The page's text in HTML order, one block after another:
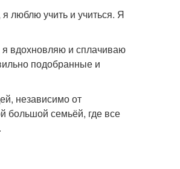
люблю учить и учиться. Я
вдохновляю и сплачиваю
подобранные и
независимо от
большой семьёй, где все